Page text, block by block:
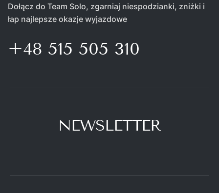
Dołącz do Team Solo, zgarniaj niespodzianki, zniżki i
łap najlepsze okazje wyjazdowe
+48 515 505 310
NEWSLETTER